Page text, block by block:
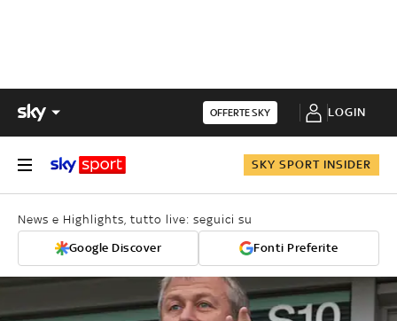
OFFERTE SKY LOGIN
SKY SPORT INSIDER
News e Highlights, tutto live: seguici su
Google Discover Fonti Preferite